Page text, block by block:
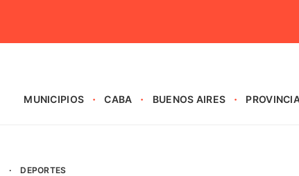
MUNICIPIOS CABA BUENOS AIRES
· DEPORTES